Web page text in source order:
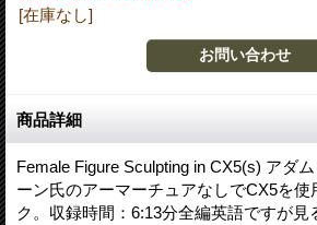
[在庫なし]
商品詳細
Female Figure Sculpting in CX5(s) アダ
ーン氏のアーマーチュアなしでCX5を使
ク。収録時間：6:13分全編英語ですが見